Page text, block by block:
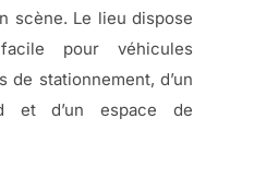
scène. Le lieu dispose
pour véhicules
de stationnement, d’un
et d’un espace de